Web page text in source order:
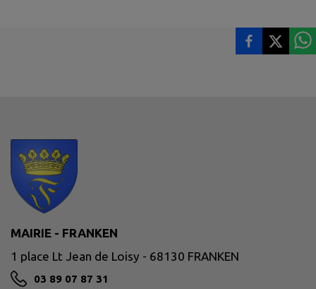
MAIRIE - FRANKEN
1 place Lt Jean de Loisy - 68130 FRANKEN
03 89 07 87 31